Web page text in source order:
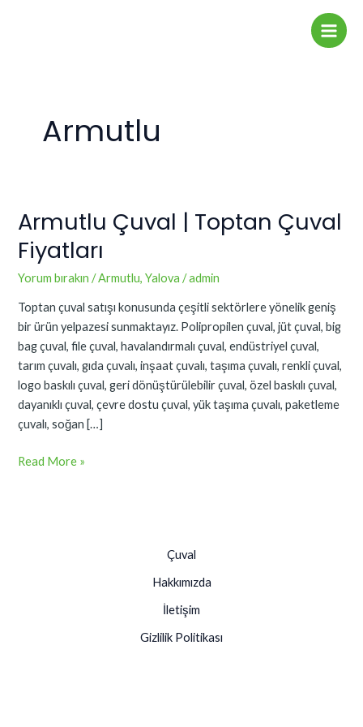
Main
Armutlu
Armutlu Çuval | Toptan Çuval
Fiyatları
Yorum bırakın /Armutlu,Yalova /admin
Toptan çuval satışı konusunda çeşitli sektörlere yönelik geniş
bir ürün yelpazesi sunmaktayız. Polipropilen çuval, jüt çuval, big
bag çuval, file çuval, havalandırmalı çuval, endüstriyel çuval,
tarım çuvalı, gıda çuvalı, inşaat çuvalı, taşıma çuvalı, renkli çuval,
logo baskılı çuval, geri dönüştürülebilir çuval, özel baskılı çuval,
dayanıklı çuval, çevre dostu çuval, yük taşıma çuvalı, paketleme
çuvalı, soğan […]
Armutlu
|
Toptan
Fiyatları
Read More »
Çuval
Hakkımızda
İletişim
Gizlilik Politikası